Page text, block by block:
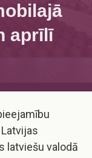
aprīlī
latviešu valodā